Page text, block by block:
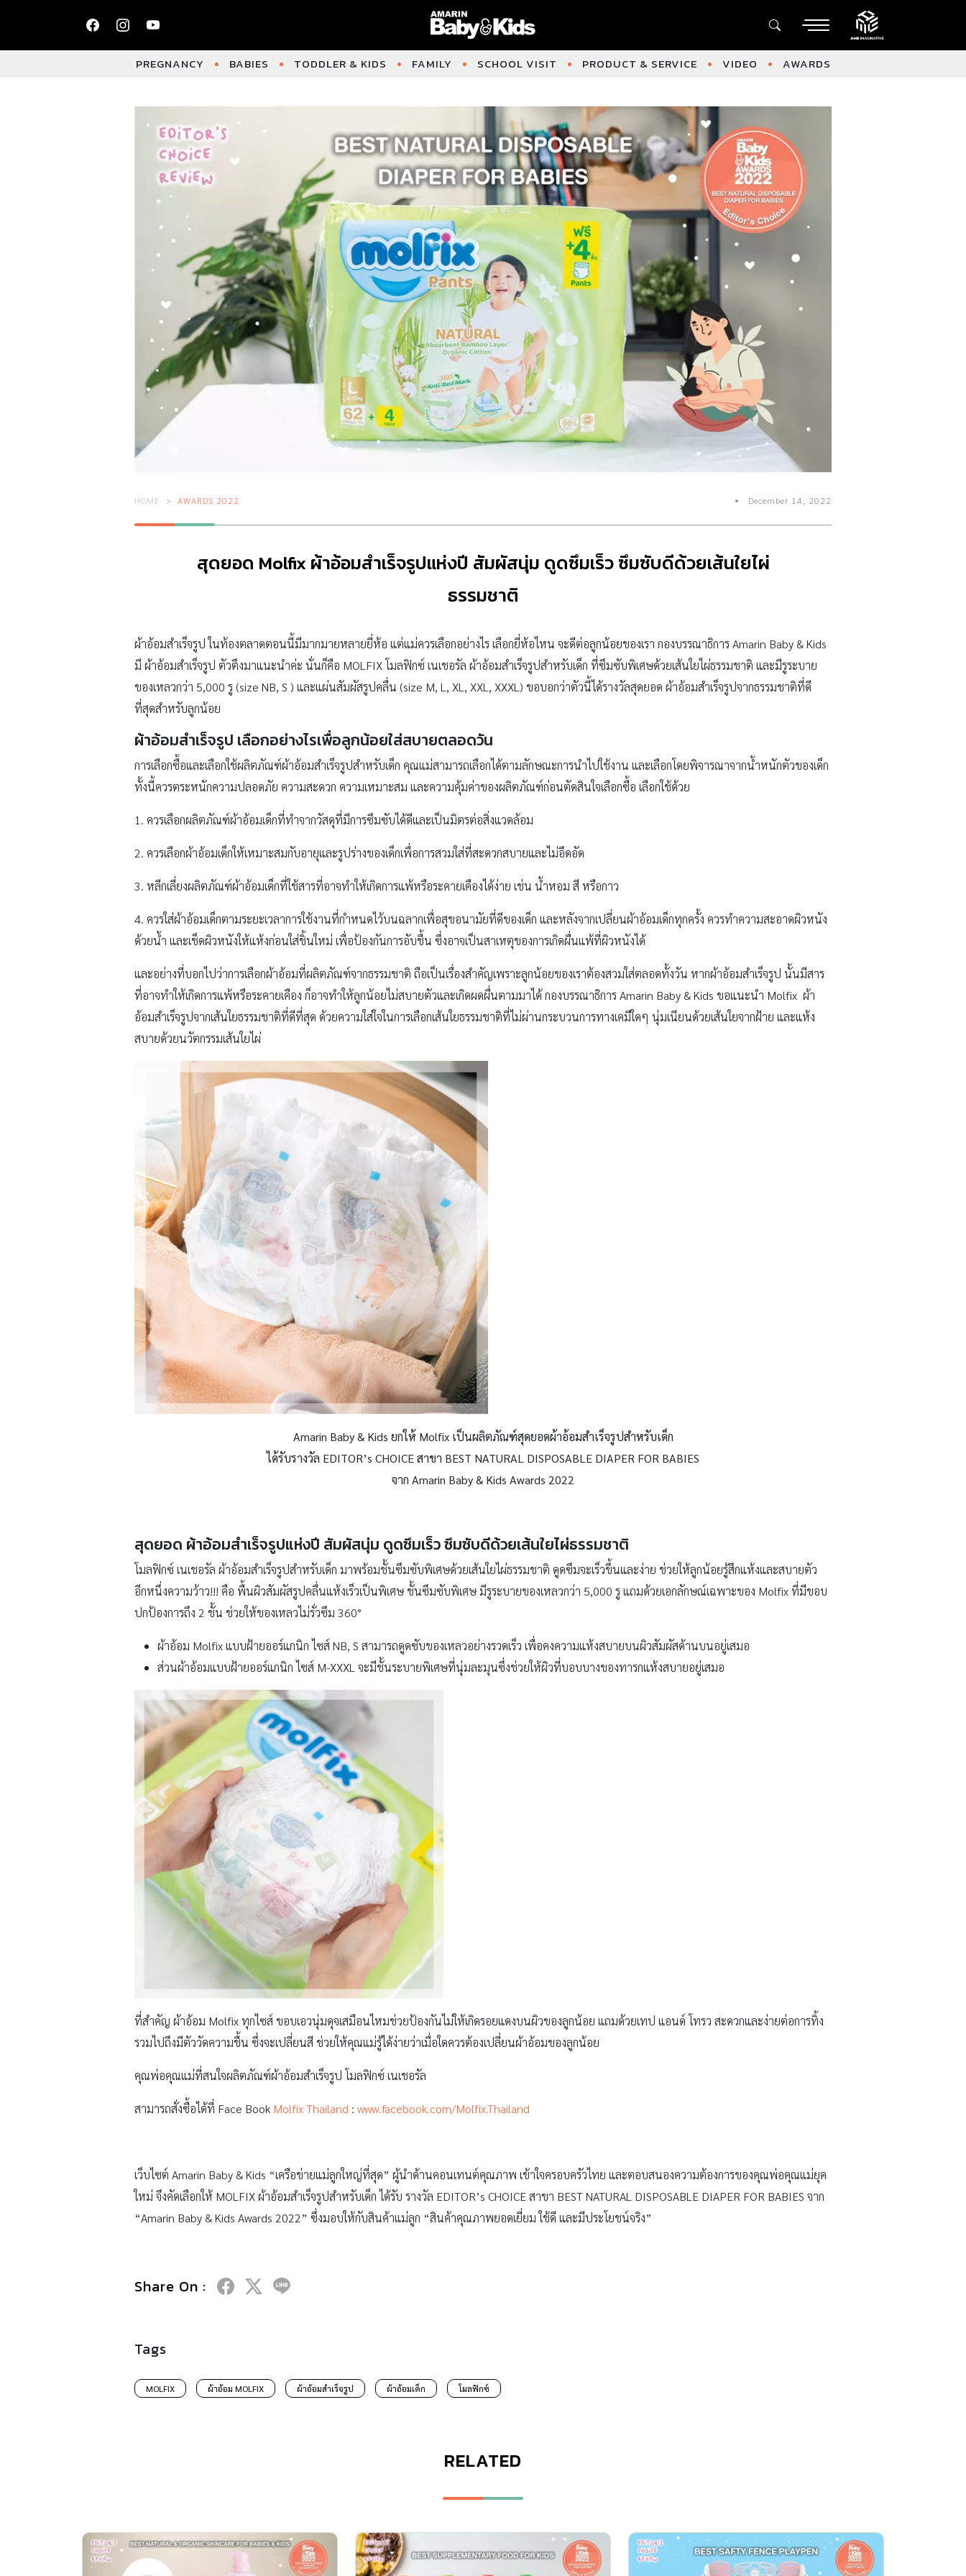
PREGNANCY BABIES TODDLER & KIDS FAMILY SCHOOL VISIT PRODUCT & SERVICE VIDEO AWARDS
HOME AWARDS 2022 December 14, 2022
สุดยอด Molfix ผ้าอ้อมสำเร็จรูปแห่งปี สัมผัสนุ่ม ดูดซึมเร็ว ซึมซับดีด้วยเส้นใยไผ่
ธรรมชาติ
ผ้าอ้อมสำเร็จรูป ในท้องตลาดตอนนี้มีมากมายหลายยี่ห้อ แต่แม่ควรเลือกอย่างไร เลือกยี่ห้อไหน จะดีต่อลูกน้อยของเรา กองบรรณาธิการ Amarin Baby & Kids
มี ผ้าอ้อมสำเร็จรูป ตัวตึงมาแนะนำค่ะ นั่นก็คือ MOLFIX โมลฟิกซ์ เนเชอรัล ผ้าอ้อมสำเร็จรูปสำหรับเด็ก ที่ซึมซับพิเศษด้วยเส้นใยไผ่ธรรมชาติ และมีรูระบาย
ของเหลวกว่า 5,000 รู (size NB, S ) และแผ่นสัมผัสรูปคลื่น (size M, L, XL, XXL, XXXL) ขอบอกว่าตัวนี้ได้รางวัลสุดยอด ผ้าอ้อมสำเร็จรูปจากธรรมชาติที่ดี
ที่สุดสำหรับลูกน้อย
ผ้าอ้อมสำเร็จรูป เลือกอย่างไรเพื่อลูกน้อยใส่สบายตลอดวัน
การเลือกซื้อและเลือกใช้ผลิตภัณฑ์ผ้าอ้อมสำเร็จรูปสำหรับเด็ก คุณแม่สามารถเลือกได้ตามลักษณะการนำไปใช้งาน และเลือกโดยพิจารณาจากน้ำหนักตัวของเด็ก
ทั้งนี้ควรตระหนักความปลอดภัย ความสะดวก ความเหมาะสม และความคุ้มค่าของผลิตภัณฑ์ก่อนตัดสินใจเลือกซื้อ เลือกใช้ด้วย
1. ควรเลือกผลิตภัณฑ์ผ้าอ้อมเด็กที่ทำจากวัสดุที่มีการซึมซับได้ดีและเป็นมิตรต่อสิ่งแวดล้อม
2. ควรเลือกผ้าอ้อมเด็กให้เหมาะสมกับอายุและรูปร่างของเด็กเพื่อการสวมใส่ที่สะดวกสบายและไม่อึดอัด
3. หลีกเลี่ยงผลิตภัณฑ์ผ้าอ้อมเด็กที่ใช้สารที่อาจทำให้เกิดการแพ้หรือระคายเคืองได้ง่าย เช่น น้ำหอม สี หรือกาว
4. ควรใส่ผ้าอ้อมเด็กตามระยะเวลาการใช้งานที่กำหนดไว้บนฉลากเพื่อสุขอนามัยที่ดีของเด็ก และหลังจากเปลี่ยนผ้าอ้อมเด็กทุกครั้ง ควรทำความสะอาดผิวหนัง
ด้วยน้ำ และเช็ดผิวหนังให้แห้งก่อนใส่ชิ้นใหม่ เพื่อป้องกันการอับชื้น ซึ่งอาจเป็นสาเหตุของการเกิดผื่นแพ้ที่ผิวหนังได้
และอย่างที่บอกไปว่าการเลือกผ้าอ้อมที่ผลิตภัณฑ์จากธรรมชาติ ถือเป็นเรื่องสำคัญเพราะลูกน้อยของเราต้องสวมใส่ตลอดทั้งวัน หากผ้าอ้อมสำเร็จรูป นั้นมีสาร
ที่อาจทำให้เกิดการแพ้หรือระคายเคือง ก็อาจทำให้ลูกน้อยไม่สบายตัวและเกิดผดผื่นตามมาได้ กองบรรณาธิการ Amarin Baby & Kids ขอแนะนำ Molfix ผ้า
อ้อมสำเร็จรูปจากเส้นใยธรรมชาติที่ดีที่สุด ด้วยความใส่ใจในการเลือกเส้นใยธรรมชาติที่ไม่ผ่านกระบวนการทางเคมีใดๆ นุ่มเนียนด้วยเส้นใยจากฝ้าย และแห้ง
สบายด้วยนวัตกรรมเส้นใยไผ่
Amarin Baby & Kids ยกให้ Molfixเป็นผลิตภัณฑ์สุดยอดผ้าอ้อมสำเร็จรูปสำหรับเด็ก
ได้รับรางวัล EDITOR’s CHOICEสาขา BEST NATURAL DISPOSABLE DIAPER FOR BABIES
จาก Amarin Baby & Kids Awards 2022
สุดยอด ผ้าอ้อมสำเร็จรูปแห่งปี สัมผัสนุ่ม ดูดซึมเร็ว ซึมซับดีด้วยเส้นใยไผ่ธรรมชาติ
โมลฟิกซ์ เนเชอรัล ผ้าอ้อมสำเร็จรูปสำหรับเด็ก มาพร้อมชั้นซึมซับพิเศษด้วยเส้นใยไผ่ธรรมชาติ ดูดซึมจะเร็วขึ้นและง่าย ช่วยให้ลูกน้อยรู้สึกแห้งและสบายตัว
อีกหนึ่งความว้าว!!! คือ พื้นผิวสัมผัสรูปคลื่นแห้งเร็วเป็นพิเศษ ชั้นซึมซับพิเศษ มีรูระบายของเหลวกว่า 5,000 รู แถมด้วยเอกลักษณ์เฉพาะของ Molfix ที่มีขอบ
ปกป้องการถึง 2 ชั้น ช่วยให้ของเหลวไม่รั่วซึม 360°
ผ้าอ้อม Molfix แบบฝ้ายออร์แกนิก ไซส์ NB, S สามารถดูดซับของเหลวอย่างรวดเร็ว เพื่อคงความแห้งสบายบนผิวสัมผัสด้านบนอยู่เสมอ
ส่วนผ้าอ้อมแบบฝ้ายออร์แกนิก ไซส์ M-XXXL จะมีชั้นระบายพิเศษที่นุ่มละมุนซึ่งช่วยให้ผิวที่บอบบางของทารกแห้งสบายอยู่เสมอ
ที่สำคัญ ผ้าอ้อม Molfix ทุกไซส์ ขอบเอวนุ่มดุจเสมือนไหมช่วยป้องกันไม่ให้เกิดรอยแดงบนผิวของลูกน้อย แถมด้วยเทป แอนด์ โทรว สะดวกและง่ายต่อการทิ้ง
รวมไปถึงมีตัววัดความชื้น ซึ่งจะเปลี่ยนสี ช่วยให้คุณแม่รู้ได้ง่ายว่าเมื่อใดควรต้องเปลี่ยนผ้าอ้อมของลูกน้อย
คุณพ่อคุณแม่ที่สนใจผลิตภัณฑ์ผ้าอ้อมสำเร็จรูป โมลฟิกซ์ เนเชอรัล
สามารถสั่งซื้อได้ที่ Face Book Molfix Thailand : www.facebook.com/Molfix.Thailand
เว็บไซต์ Amarin Baby & Kids “เครือข่ายแม่ลูกใหญ่ที่สุด” ผู้นำด้านคอนเทนต์คุณภาพ เข้าใจครอบครัวไทย และตอบสนองความต้องการของคุณพ่อคุณแม่ยุค
ใหม่ จึงคัดเลือกให้ MOLFIX ผ้าอ้อมสำเร็จรูปสำหรับเด็ก ได้รับ รางวัล EDITOR’s CHOICE สาขา BEST NATURAL DISPOSABLE DIAPER FOR BABIES จาก
“Amarin Baby & Kids Awards 2022” ซึ่งมอบให้กับสินค้าแม่ลูก “สินค้าคุณภาพยอดเยี่ยม ใช้ดี และมีประโยชน์จริง”
Share On :
Tags
MOLFIX ผ้าอ้อม MOLFIX ผ้าอ้อมสำเร็จรูป ผ้าอ้อมเด็ก โมลฟิกซ์
RELATED